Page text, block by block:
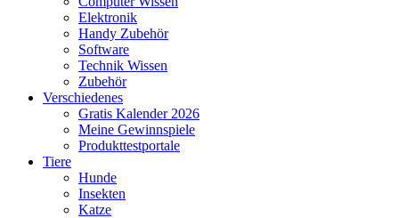
Elektronik
Handy Zubehör
Software
Technik Wissen
Zubehör
Verschiedenes
Gratis Kalender 2026
Meine Gewinnspiele
Produkttestportale
Tiere
Hunde
Insekten
Katze